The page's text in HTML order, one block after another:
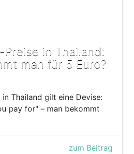
in Thailand:
man für 5 Euro?
Thailand gilt eine Devise:
pay for" – man bekommt
zum Beitrag